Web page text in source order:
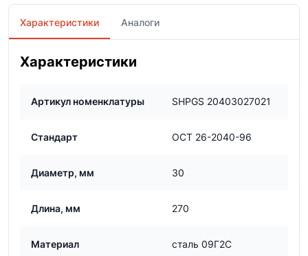
Характеристики Аналоги
Характеристики
Артикул номенклатуры SHPGS 20403027021
Стандарт ОСТ 26-2040-96
Диаметр, мм 30
Длина, мм 270
Материал сталь 09Г2С